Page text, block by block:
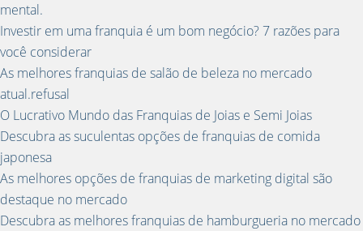
mental.
Investir em uma franquia é um bom negócio? 7 razões para
você considerar
As melhores franquias de salão de beleza no mercado
atual.refusal
O Lucrativo Mundo das Franquias de Joias e Semi Joias
Descubra as suculentas opções de franquias de comida
japonesa
As melhores opções de franquias de marketing digital são
destaque no mercado
Descubra as melhores franquias de hamburgueria no mercado